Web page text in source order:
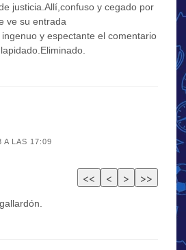
justicia.Allí,confuso y cegado por
ve su entrada
y espectante el comentario
A LAS 17:09